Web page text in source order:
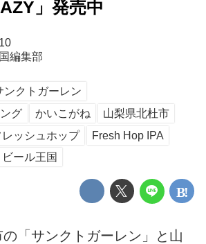
」発売中
編集部
ンクトガーレン
グ
かいこがね
山梨県北杜市
レッシュホップ
Fresh Hop IPA
ビール王国
「サンクトガーレン」と山